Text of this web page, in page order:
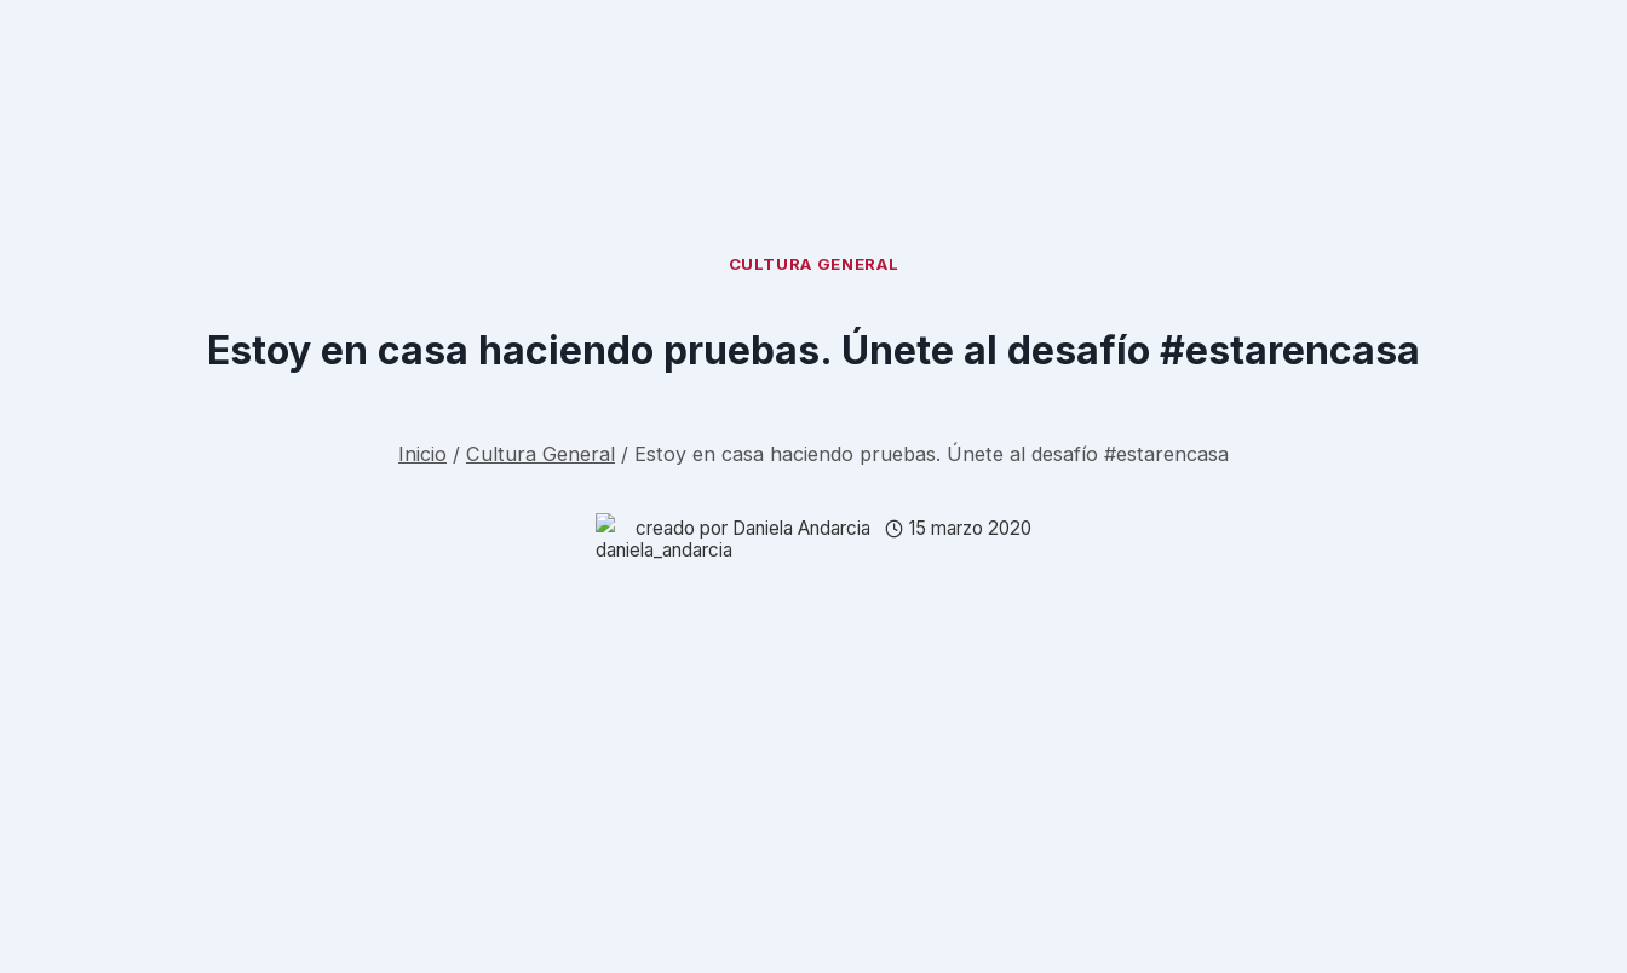
CULTURA GENERAL
Estoy en casa haciendo pruebas. Únete al desafío #estarencasa
Inicio / Cultura General / Estoy en casa haciendo pruebas. Únete al desafío #estarencasa
creado por Daniela Andarcia 15 marzo 2020